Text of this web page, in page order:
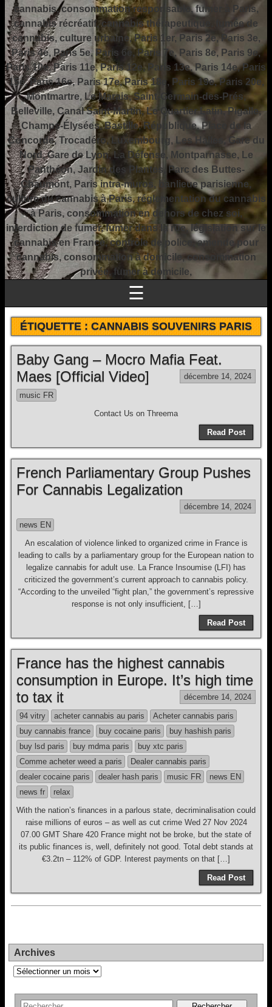
cannabis, consommation responsable, fumer à Paris,
cannabis récréatif, cannabis thérapeutique, fumée de
cannabis, culture urbaine, Paris 1er, Paris 2e, Paris 3e,
Paris 4e, Paris 5e, Paris 6e, Paris 7e, Paris 8e, Paris 9e,
Paris 10e, Paris 11e, Paris 12e, Paris 13e, Paris 14e, Paris
15e, Paris 16e, Paris 17e, Paris 18e, Paris 19e, Paris 20e,
Montmartre, Le Marais, Saint-Germain-des-Prés,
Belleville, Canal Saint-Martin, Le Quartier Latin, Pigalle,
Champs-Élysées, Bastille, République, Place de la
Concorde, Trocadéro, Luxembourg, Les Halles, Gare du
Nord, Gare de Lyon, La Défense, Montparnasse, Le
Panthéon, Jardin des Plantes, Parc des Buttes-
Chaumont, Paris intra-muros, banlieue parisienne,
culture du cannabis à Paris, réglementation du cannabis
à Paris, consommation en dehors de chez soi,
interdiction de fumer, fumer dans la rue, législation sur le
cannabis en France, contrôle de police, amende pour
cannabis, consommation à domicile, consommation
privée, fumer à domicile,
☰
ÉTIQUETTE :CANNABIS SOUVENIRS PARIS
Baby Gang – Mocro Mafia Feat.
Maes [Official Video]
décembre 14, 2024
music FR
Contact Us on Threema
Read Post
French Parliamentary Group Pushes
For Cannabis Legalization
décembre 14, 2024
news EN
An escalation of violence linked to organized crime in France is
leading to calls by a parliamentary group for the European nation to
legalize cannabis for adult use. La France Insoumise (LFI) has
criticized the government’s current approach to cannabis policy.
“According to the unveiled “fight plan,” the government’s repressive
response is not only insufficient, […]
Read Post
France has the highest cannabis
consumption in Europe. It’s high time
to tax it
décembre 14, 2024
94 vitry acheter cannabis au paris
Acheter cannabis paris
buy cannabis france
buy cocaine paris
buy hashish paris
buy lsd paris
buy mdma paris
buy xtc paris
Comme acheter weed a paris
Dealer cannabis paris
dealer cocaine paris
dealer hash paris music FR
news EN
news fr
relax
With the nation’s finances in a parlous state, decriminalisation could
raise millions of euros – as well as cut crime Wed 27 Nov 2024
07.00 GMT Share 420 France might not be broke, but the state of
its public finances is, well, definitely not good. Total debt stands at
€3.2tn – 112% of GDP. Interest payments on that […]
Read Post
Archives
Archives